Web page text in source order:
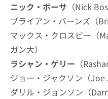
ニック・ボーサ （Nick
ブライアン・バーンズ（
マックス・クロスビー（
ガン大）
ラシャン・ゲリー （
ジョー・ジャクソン（Joe
ダリル・ジョンソン（